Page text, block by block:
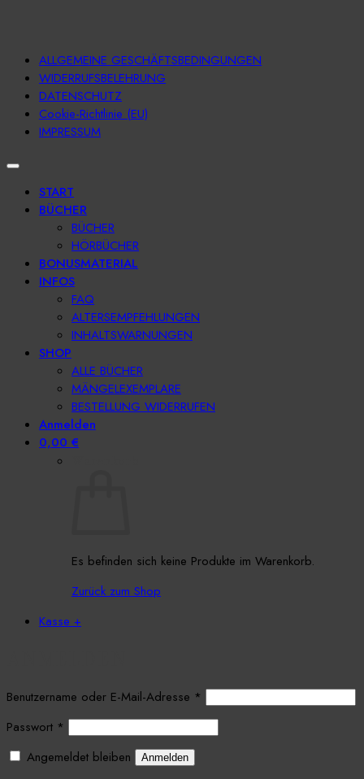
ALLGEMEINE GESCHÄFTSBEDINGUNGEN
WIDERRUFSBELEHRUNG
DATENSCHUTZ
Cookie-Richtlinie (EU)
IMPRESSUM
START
BÜCHER
BÜCHER
HÖRBÜCHER
BONUSMATERIAL
INFOS
FAQ
ALTERSEMPFEHLUNGEN
INHALTSWARNUNGEN
SHOP
ALLE BÜCHER
MÄNGELEXEMPLARE
BESTELLUNG WIDERRUFEN
Anmelden
0,00 €
Es befinden sich keine Produkte im Warenkorb.
Zurück zum Shop
Kasse +
Benutzername oder E-Mail-Adresse *
Passwort *
Angemeldet bleiben
Anmelden